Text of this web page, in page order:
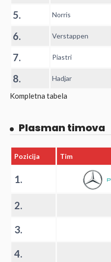
5. Norris
6. Verstappen
7. Piastri
8. Hadjar
Kompletna tabela
Plasman timova
Pozicija Tim
1.
2.
3.
4.